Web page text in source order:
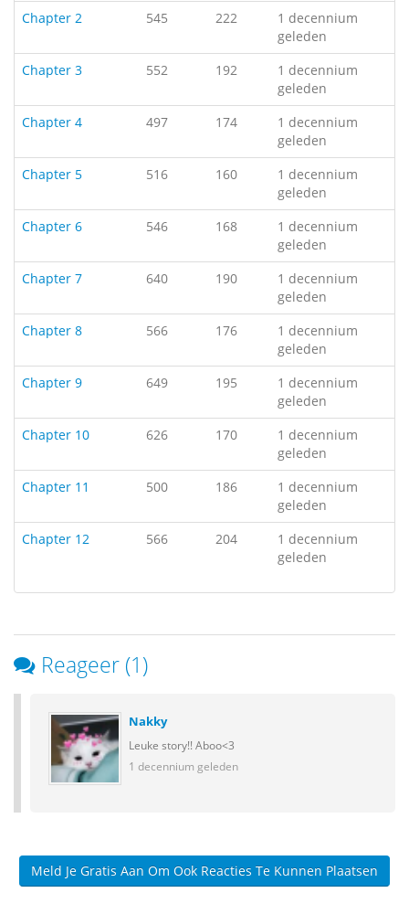
Chapter 2
545 222
1 decennium
geleden
Chapter 3
552 192
1 decennium
geleden
Chapter 4
497 174
1 decennium
geleden
Chapter 5
516 160
1 decennium
geleden
Chapter 6
546 168
1 decennium
geleden
Chapter 7
640 190
1 decennium
geleden
Chapter 8
566 176
1 decennium
geleden
Chapter 9
649 195
1 decennium
geleden
Chapter 10
626 170
1 decennium
geleden
Chapter 11
500 186
1 decennium
geleden
Chapter 12
566 204
1 decennium
geleden
Reageer (1)
Nakky
Leuke story!! Aboo<3
1 decennium geleden
Meld Je Gratis Aan Om Ook Reacties Te Kunnen Plaatsen